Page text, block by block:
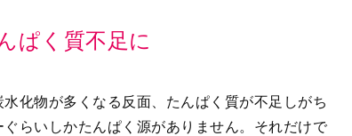
ぱく質不足に
化物が多くなる反面、たんぱく質が不足しがち
らいしかたんぱく源がありません。それだけで